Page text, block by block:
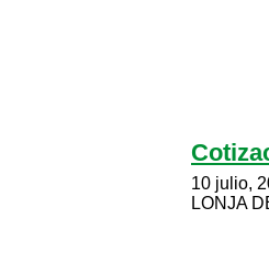
10 julio,